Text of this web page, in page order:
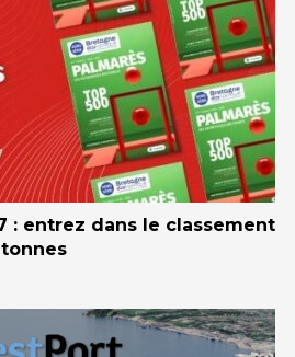
: entrez dans le classement